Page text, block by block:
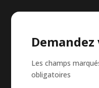
Les champs
obligatoires